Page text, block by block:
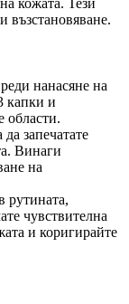
възстановяване.
нанасяне на
капки и
области.
запечатате
Винаги
на
рутината,
чувствителна
и коригирайте